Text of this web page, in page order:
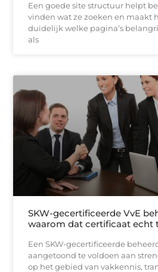
Een goede site structuur helpt
vinden wat ze zoeken en maakt
duidelijk welke pagina’s
als
SKW-gecertificeerde VvE
waarom dat certificaat echt
Een SKW-gecertificeerde
aangetoond te voldoen aan
op het gebied van vakkennis,